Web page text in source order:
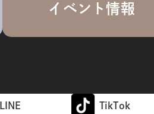
イベント情報
TikTok